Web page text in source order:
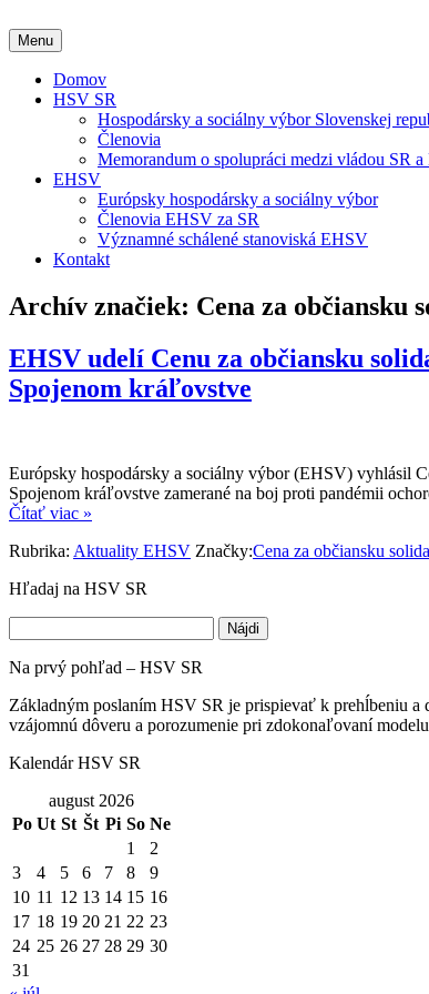
na
obsah
Menu
Domov
HSV SR
Hospodársky a sociálny výbor Slovenskej
Členovia
Memorandum o spolupráci medzi vládou SR
EHSV
Európsky hospodársky a sociálny výbor
Členovia EHSV za SR
Významné schálené stanoviská EHSV
Kontakt
Archív značiek: Cena za občiansku
EHSV udelí Cenu za občiansku
Spojenom kráľovstve
Európsky hospodársky a sociálny výbor (EHSV) vyhlásil
Spojenom kráľovstve zamerané na boj proti pandémii
Čítať viac »
Rubrika: Aktuality EHSV Značky:Cena za občiansku
Hľadaj na HSV SR
Na prvý pohľad – HSV SR
Základným poslaním HSV SR je prispievať k prehĺbeniu
vzájomnú dôveru a porozumenie pri zdokonaľovaní
Kalendár HSV SR
august 2026
Po Ut St Št Pi So Ne
1
2
3
4 5 6 7 8
9
10 11 12 13 14 15 16
17 18 19 20 21 22 23
24 25 26 27 28 29 30
31